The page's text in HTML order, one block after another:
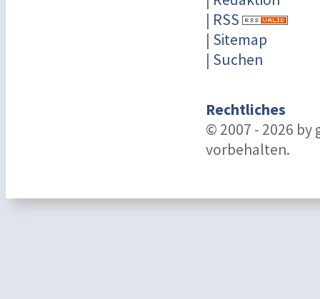
| RSS
| Sitemap
| Suchen
Rechtliches
© 2007 - 2026 by
vorbehalten.